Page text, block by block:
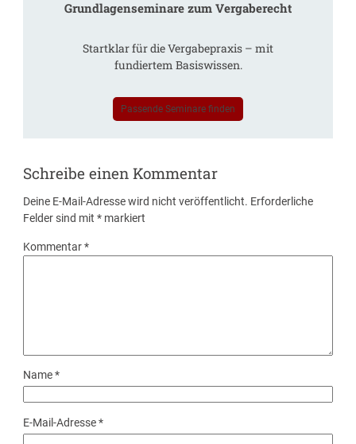
Grundlagenseminare zum Vergaberecht
Startklar für die Vergabepraxis – mit
fundiertem Basiswissen.
Passende Seminare finden
Schreibe einen Kommentar
Deine E-Mail-Adresse wird nicht veröffentlicht. Erforderliche
Felder sind mit* markiert
Kommentar*
Name*
E-Mail-Adresse*